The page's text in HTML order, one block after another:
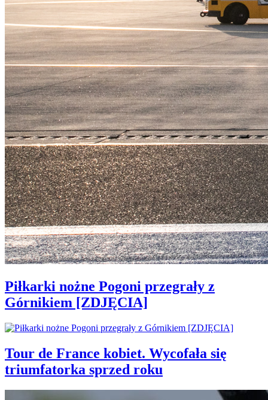
Piłkarki nożne Pogoni przegrały z
Górnikiem [ZDJĘCIA]
Tour de France kobiet. Wycofała się
triumfatorka sprzed roku